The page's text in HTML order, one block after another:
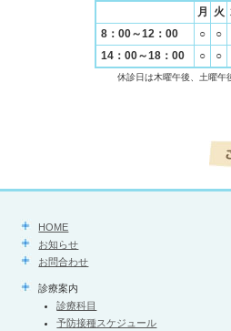
月 火
8：00～12：00
○ ○
14：00～18：00
○ ○
休診日は木曜午後、土曜午
HOME
お知らせ
お問合わせ
診療案内
診療科目
予防接種スケジュール